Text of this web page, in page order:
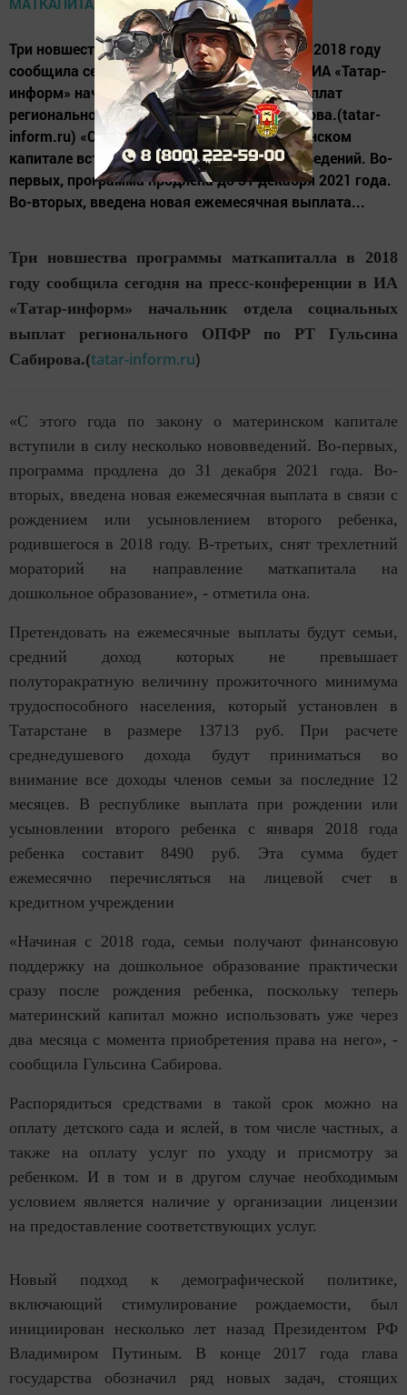
Три новшества программы маткапиталла в 2018 году
сообщила сегодня на пресс-конференции в ИА «Татар-
информ» начальник отдела социальных выплат
регионального ОПФР по РТ Гульсина Сабирова.(tatar-
inform.ru) «С этого года по закону о материнском
капитале вступили в силу несколько нововведений. Во-
первых, программа продлена до 31 декабря 2021 года.
Во-вторых, введена новая ежемесячная выплата...
Три новшества программы маткапиталла в 2018
году сообщила сегодня на пресс-конференции в ИА
«Татар-информ» начальник отдела социальных
выплат регионального ОПФР по РТ Гульсина
Сабирова.(tatar-inform.ru)
«С этого года по закону о материнском капитале
вступили в силу несколько нововведений. Во-первых,
программа продлена до 31 декабря 2021 года. Во-
вторых, введена новая ежемесячная выплата в связи с
рождением или усыновлением второго ребенка,
родившегося в 2018 году. В-третьих, снят трехлетний
мораторий на направление маткапитала на
дошкольное образование», - отметила она.
Претендовать на ежемесячные выплаты будут семьи,
средний доход которых не превышает
полуторакратную величину прожиточного минимума
трудоспособного населения, который установлен в
Татарстане в размере 13713 руб. При расчете
среднедушевого дохода будут приниматься во
внимание все доходы членов семьи за последние 12
месяцев. В республике выплата при рождении или
усыновлении второго ребенка с января 2018 года
ребенка составит 8490 руб. Эта сумма будет
ежемесячно перечисляться на лицевой счет в
кредитном учреждении
«Начиная с 2018 года, семьи получают финансовую
поддержку на дошкольное образование практически
сразу после рождения ребенка, поскольку теперь
материнский капитал можно использовать уже через
два месяца с момента приобретения права на него», -
сообщила Гульсина Сабирова.
Распорядиться средствами в такой срок можно на
оплату детского сада и яслей, в том числе частных, а
также на оплату услуг по уходу и присмотру за
ребенком. И в том и в другом случае необходимым
условием является наличие у организации лицензии
на предоставление соответствующих услуг.
Новый подход к демографической политике,
включающий стимулирование рождаемости, был
инициирован несколько лет назад Президентом РФ
Владимиром Путиным. В конце 2017 года глава
государства обозначил ряд новых задач, стоящих